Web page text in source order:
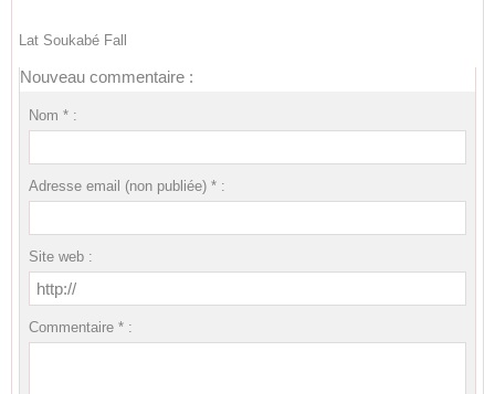
Lat Soukabé Fall
Nouveau commentaire :
Nom * :
Adresse email (non publiée) * :
Site web :
Commentaire * :